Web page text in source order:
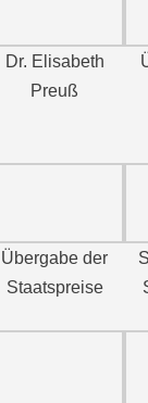
Dr. Elisabeth
Preuß
Übergabe der
Staatspreise